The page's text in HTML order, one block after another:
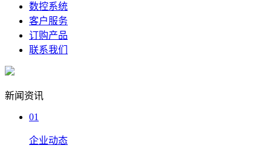
数控系统
客户服务
订购产品
联系我们
新闻资讯
01
企业动态